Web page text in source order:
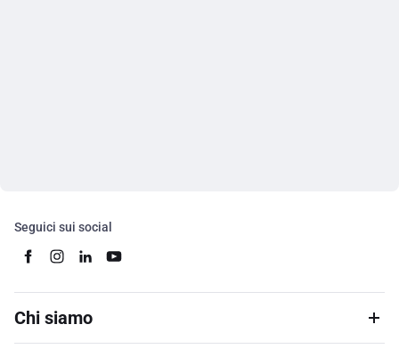
Seguici sui social
Chi siamo